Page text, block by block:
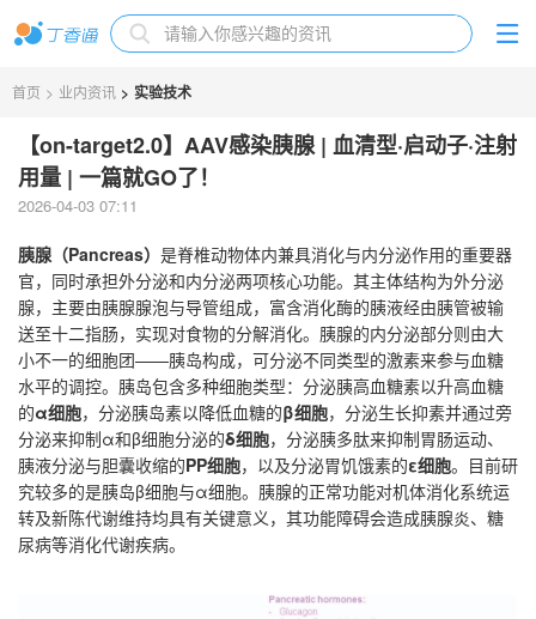
首页 > 业内资讯 > 实验技术
【on-target2.0】AAV感染胰腺 | 血清型·启动子·注射
用量 | 一篇就GO了！
2026-04-03 07:11
胰腺（Pancreas） 是脊椎动物体内兼具消化与内分泌作用的重要器
官，同时承担外分泌和内分泌两项核心功能。其主体结构为外分泌
腺，主要由胰腺腺泡与导管组成，富含消化酶的胰液经由胰管被输
送至十二指肠，实现对食物的分解消化。胰腺的内分泌部分则由大
小不一的细胞团——胰岛构成，可分泌不同类型的激素来参与血糖
水平的调控。胰岛包含多种细胞类型：分泌胰高血糖素以升高血糖
的α细胞，分泌胰岛素以降低血糖的β细胞，分泌生长抑素并通过旁
分泌来抑制α和β细胞分泌的δ细胞，分泌胰多肽来抑制胃肠运动、
胰液分泌与胆囊收缩的PP细胞，以及分泌胃饥饿素的ε细胞。目前研
究较多的是胰岛β细胞与α细胞。胰腺的正常功能对机体消化系统运
转及新陈代谢维持均具有关键意义，其功能障碍会造成胰腺炎、糖
尿病等消化代谢疾病。